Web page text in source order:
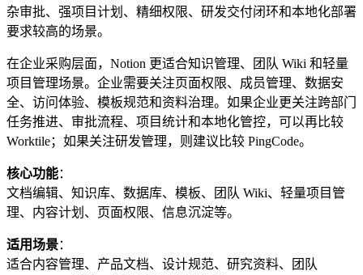
杂审批、强项目计划、精细权限、研发交付闭环和本地化部署
要求较高的场景。
在企业采购层面，Notion 更适合知识管理、团队 Wiki 和轻量
项目管理场景。企业需要关注页面权限、成员管理、数据安
全、访问体验、模板规范和资料治理。如果企业更关注跨部门
任务推进、审批流程、项目统计和本地化管控，可以再比较
Worktile；如果关注研发管理，则建议比较 PingCode。
核心功能：
文档编辑、知识库、数据库、模板、团队 Wiki、轻量项目管
理、内容计划、页面权限、信息沉淀等。
适用场景：
适合内容管理、产品文档、设计规范、研究资料、团队